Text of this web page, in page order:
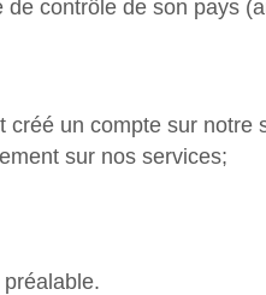
contrôle de son pays
créé un compte sur notre
sur nos services;